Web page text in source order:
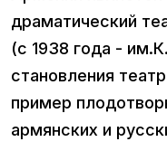
драматический
(с 1938 года -
становления
пример
армянских и